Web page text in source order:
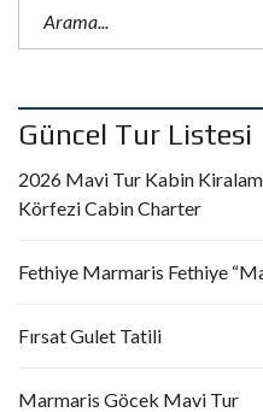
Güncel Tur Listesi
2026 Mavi Tur Kabin
Körfezi Cabin Charter
Fethiye Marmaris Fethiye
Fırsat Gulet Tatili
Marmaris Göcek Mavi Tur